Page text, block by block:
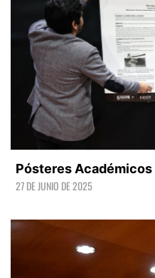
Pósteres Académicos
27 DE JUNIO DE 2025